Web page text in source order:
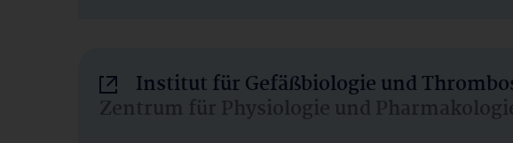
Institut für Gefäßbiologie und
Zentrum für Physiologie und